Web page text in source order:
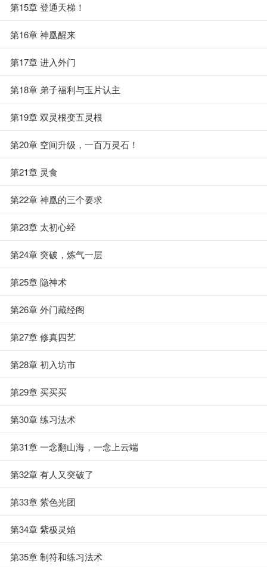
第15章 登通天梯！
第16章 神凰醒来
第17章 进入外门
第18章 弟子福利与玉片认主
第19章 双灵根变五灵根
第20章 空间升级，一百万灵石！
第21章 灵食
第22章 神凰的三个要求
第23章 太初心经
第24章 突破，炼气一层
第25章 隐神术
第26章 外门藏经阁
第27章 修真四艺
第28章 初入坊市
第29章 买买买
第30章 练习法术
第31章 一念翻山海，一念上云端
第32章 有人又突破了
第33章 紫色光团
第34章 紫极灵焰
第35章 制符和练习法术